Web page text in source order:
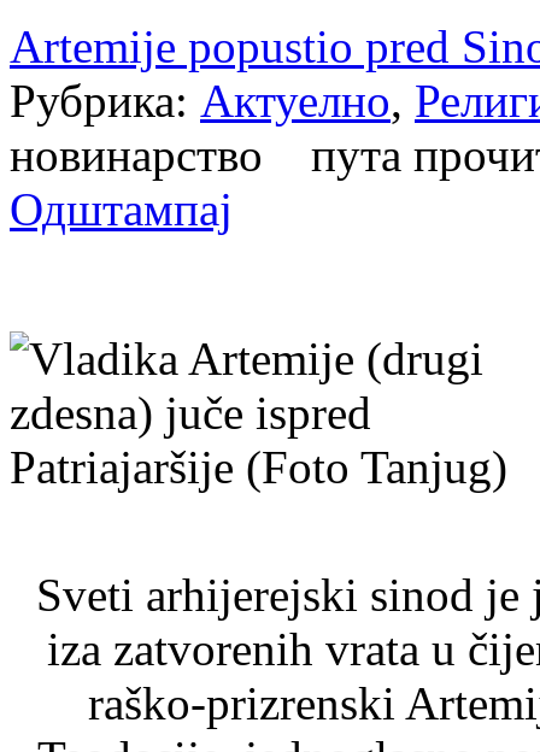
Artemije popustio pred
Рубрика: Актуелно,
новинарство пута
Одштампај
Sveti arhijerejski sinod je
iza zatvorenih vrata u
raško-prizrenski